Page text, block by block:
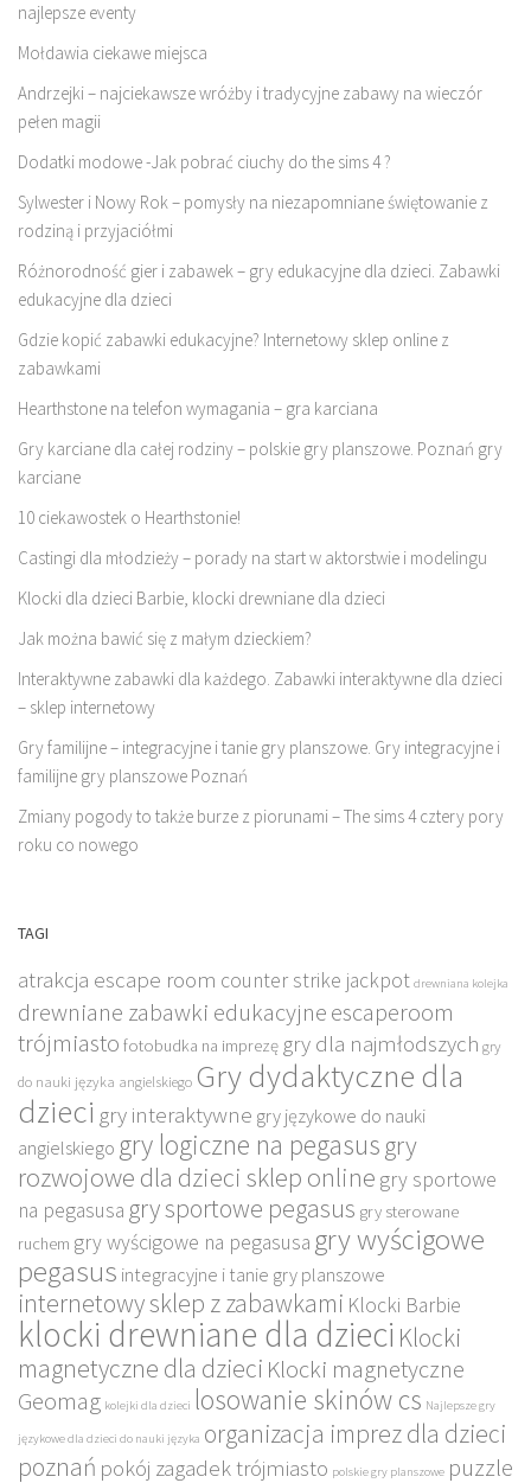
najlepsze eventy
Mołdawia ciekawe miejsca
Andrzejki – najciekawsze wróżby i tradycyjne zabawy na wieczór
pełen magii
Dodatki modowe -Jak pobrać ciuchy do the sims 4 ?
Sylwester i Nowy Rok – pomysły na niezapomniane świętowanie z
rodziną i przyjaciółmi
Różnorodność gier i zabawek – gry edukacyjne dla dzieci. Zabawki
edukacyjne dla dzieci
Gdzie kopić zabawki edukacyjne? Internetowy sklep online z
zabawkami
Hearthstone na telefon wymagania – gra karciana
Gry karciane dla całej rodziny – polskie gry planszowe. Poznań gry
karciane
10 ciekawostek o Hearthstonie!
Castingi dla młodzieży – porady na start w aktorstwie i modelingu
Klocki dla dzieci Barbie, klocki drewniane dla dzieci
Jak można bawić się z małym dzieckiem?
Interaktywne zabawki dla każdego. Zabawki interaktywne dla dzieci
– sklep internetowy
Gry familijne – integracyjne i tanie gry planszowe. Gry integracyjne i
familijne gry planszowe Poznań
Zmiany pogody to także burze z piorunami – The sims 4 cztery pory
roku co nowego
TAGI
atrakcja escape room counter strike jackpot drewniana kolejka
drewniane zabawki edukacyjneescaperoom
trójmiasto fotobudka na imprezę gry dla najmłodszych gry
do nauki języka angielskiego Gry dydaktyczne dla
dzieci gry interaktywne gry językowe do nauki
angielskiego gry logiczne na pegasus gry
rozwojowe dla dzieci sklep online gry sportowe
na pegasusa gry sportowe pegasus gry sterowane
ruchem gry wyścigowe na pegasusa gry wyścigowe
pegasus integracyjne i tanie gry planszowe
internetowy sklep z zabawkami Klocki Barbie
klocki drewniane dla dzieci Klocki
magnetyczne dla dzieci Klocki magnetyczne
Geomag kolejki dla dzieci losowanie skinów cs Najlepsze gry
językowe dla dzieci do nauki języka organizacja imprez dla dzieci
poznań pokój zagadek trójmiasto polskie gry planszowe puzzle